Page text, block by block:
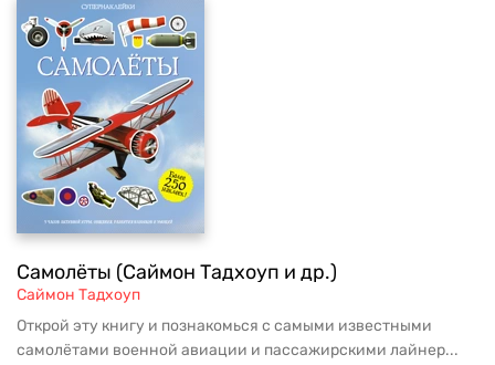
Самолёты (Саймон Тадхоуп и др.)
Саймон Тадхоуп
Открой эту книгу и познакомься с самыми известными
самолётами военной авиации и пассажирскими лайнер...